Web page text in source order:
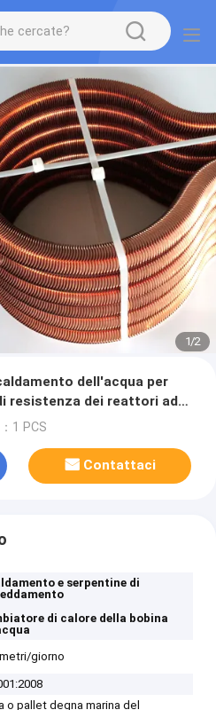
1/2
dell'acqua per
resistenza dei reattori ad
1 PCS
Contattaci
e serpentine di
di calore della bobina
giorno
o pallet degna marina del